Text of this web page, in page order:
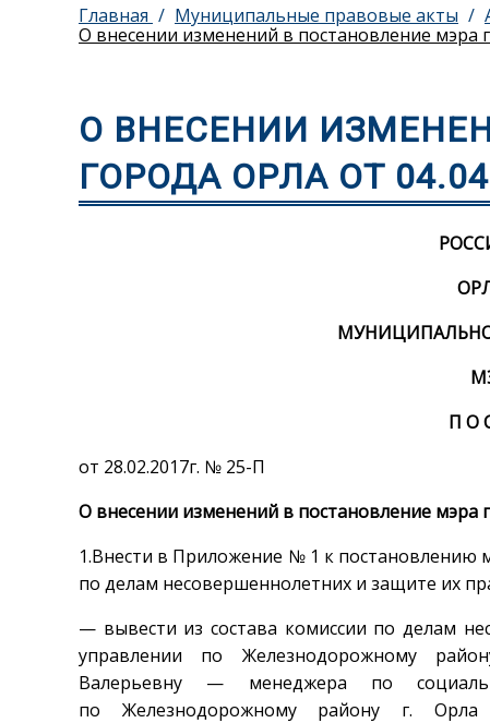
Главная Муниципальные правовые акты
О внесении изменений в постановление мэра
О ВНЕСЕНИИ
ГОРОДА ОРЛА ОТ
П О
от 28.02.2017г. № 25-П
О внесении изменений в постановление мэра
1.Внести в Приложение № 1 к постановлению
по делам несовершеннолетних и защите их
— вывести из состава комиссии по делам
управлении по Железнодорожному
Валерьевну — менеджера по
по Железнодорожному району г.